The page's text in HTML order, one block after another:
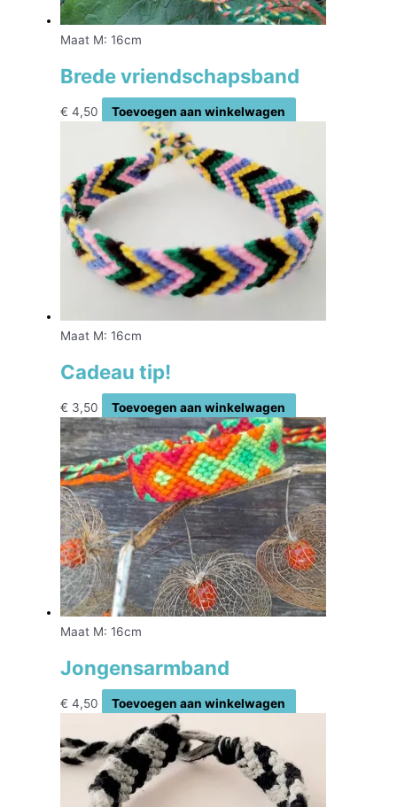
Maat M: 16cm
Brede vriendschapsband
€ 4,50 Toevoegen aan winkelwagen
Maat M: 16cm
Cadeau tip!
€ 3,50 Toevoegen aan winkelwagen
Maat M: 16cm
Jongensarmband
€ 4,50 Toevoegen aan winkelwagen